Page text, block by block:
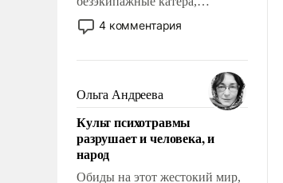
применение которых уже
стало обыденностью. Задача по
сложна и амбициозна. Однако
и ее реализация радикально
поднимет наши боевые
возможности.
4 комментария
Ольга Андреева
Культ психотравмы
разрушает и человека, и
народ
Обиды на этот жестокий мир,